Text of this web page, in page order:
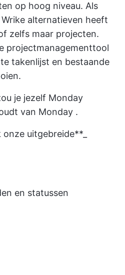
op hoog niveau. Als
alternatieven heeft
zelfs maar projecten.
projectmanagementtool
takenlijst en bestaande
je jezelf Monday
van Monday .
uitgebreide**_
en statussen